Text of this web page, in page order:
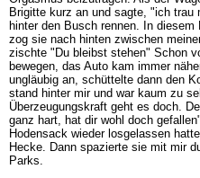
Brigitte kurz an und sagte, "ich
hinter den Busch rennen. In
zog sie nach hinten zwischen
zischte "Du bleibst stehen" Schon
bewegen, das Auto kam immer
ungläubig an, schüttelte dann den
stand hinter mir und war kaum zu
Überzeugungskraft geht es doch.
ganz hart, hat dir wohl doch
Hodensack wieder losgelassen
Hecke. Dann spazierte sie mit mir
Parks.